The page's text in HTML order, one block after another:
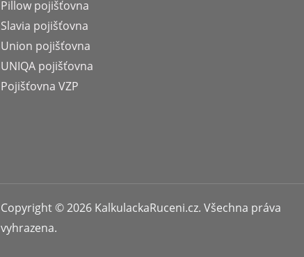
Pillow pojišťovna
Slavia pojišťovna
Union pojišťovna
UNIQA pojišťovna
Pojišťovna VZP
Copyright © 2026 KalkulackaRuceni.cz. Všechna práva
vyhrazena.